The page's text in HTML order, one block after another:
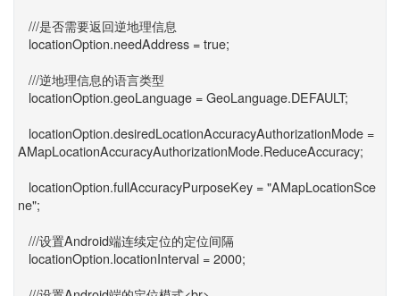
///是否需要返回逆地理信息
locationOption.needAddress = true;
///逆地理信息的语言类型
locationOption.geoLanguage = GeoLanguage.DEFAULT;
locationOption.desiredLocationAccuracyAuthorizationMode =
AMapLocationAccuracyAuthorizationMode.ReduceAccuracy;
locationOption.fullAccuracyPurposeKey = "AMapLocationSce
ne";
///设置Android端连续定位的定位间隔
locationOption.locationInterval = 2000;